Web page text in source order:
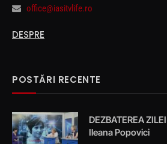
office@iasitvlife.ro
DESPRE
POSTĂRI RECENTE
DEZBATEREA
Ileana Popovici